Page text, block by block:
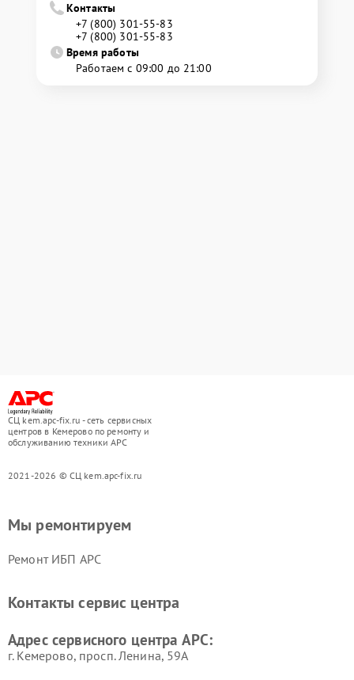
Контакты
+7 (800) 301-55-83
+7 (800) 301-55-83
Время работы
Работаем с 09:00 до 21:00
СЦ kem.apc-fix.ru - сеть сервисных
центров в Кемерово по ремонту и
обслуживанию техники APC
2021-2026 © СЦ kem.apc-fix.ru
Мы ремонтируем
Ремонт ИБП APC
Контакты сервис центра
Адрес сервисного центра APC:
г. Кемерово, просп. Ленина, 59А